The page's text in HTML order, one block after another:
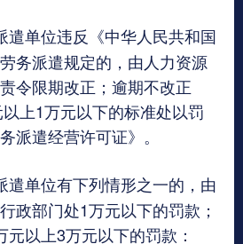
遣单位违反《中华人民共和国
务派遣规定的，由人力资源
令限期改正；逾期不改正
上1万元以下的标准处以罚
派遣经营许可证》。
遣单位有下列情形之一的，由
政部门处1万元以下的罚款；
以上3万元以下的罚款：